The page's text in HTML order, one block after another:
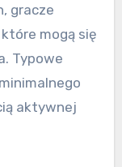
gracze
mogą się
Typowe
aktywnej